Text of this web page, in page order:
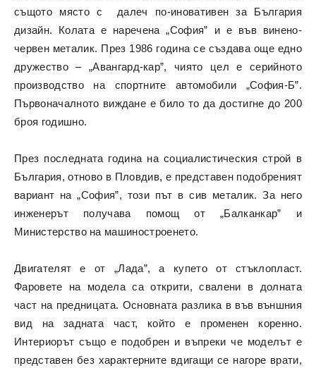
същото място с далеч по-иновативен за България
дизайн. Колата е наречена „София” и е във винено-
червен металик. През 1986 година се създава още едно
дружество – „Авангард-кар”, чиято цел е серийното
производство на спортните автомобили „София-Б”.
Първоначалното виждане е било то да достигне до 200
броя годишно.
През последната година на социалистическия строй в
България, отново в Пловдив, е представен подобреният
вариант на „София”, този път в сив металик. За него
инженерът получава помощ от „Балканкар” и
Министерство на машиностроенето.
Двигателят е от „Лада”, а купето от стъклопласт.
Фаровете на модела са открити, свалени в долната
част на предницата. Основната разлика в във външния
вид на задната част, който е променен коренно.
Интериорът също е подобрен и въпреки че моделът е
представен без характерните вдигащи се нагоре врати,